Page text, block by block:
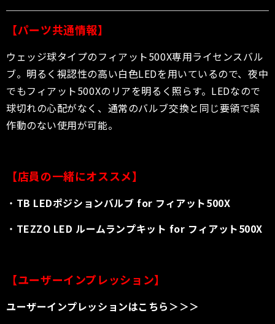
【パーツ共通情報】
ウェッジ球タイプのフィアット500X専用ライセンスバル
ブ。明るく視認性の高い白色LEDを用いているので、夜中
でもフィアット500Xのリアを明るく照らす。LEDなので
球切れの心配がなく、通常のバルブ交換と同じ要領で誤
作動のない使用が可能。
【店員の一緒にオススメ】
・ TB LEDポジションバルブ for フィアット500X
・ TEZZO LED ルームランプキット for フィアット500X
【ユーザーインプレッション】
ユーザーインプレッションはこちら＞＞＞